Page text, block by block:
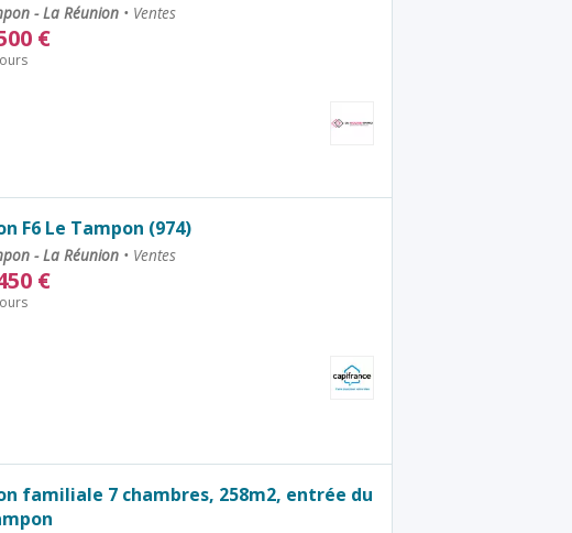
- La Réunion • Ventes
€
F6 Le Tampon (974)
- La Réunion • Ventes
€
familiale 7 chambres, 258m2, entrée du